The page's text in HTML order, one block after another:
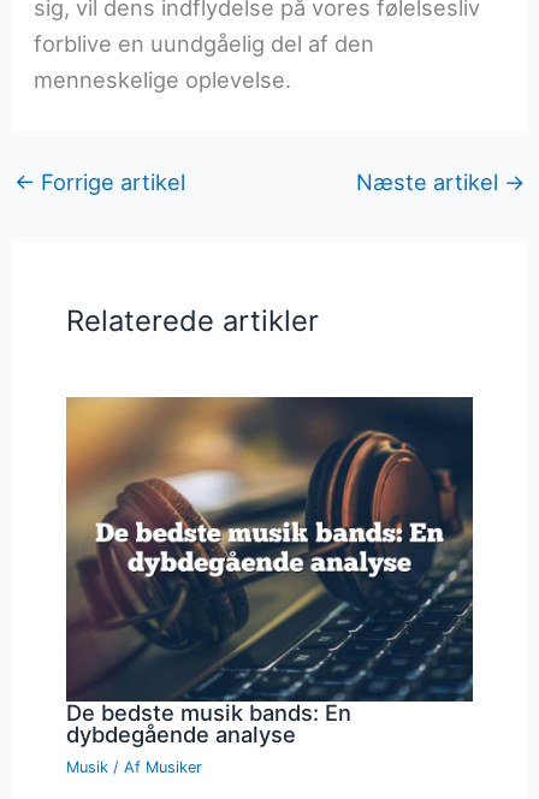
sig, vil dens indflydelse på vores følelsesliv
forblive en uundgåelig del af den
menneskelige oplevelse.
← Forrige artikel Næste artikel →
Relaterede artikler
De bedste musik bands: En
dybdegående analyse
Musik / Af Musiker